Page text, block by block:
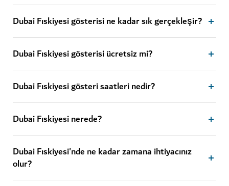
Dubai Fıskiyesi gösterisi ne kadar sık gerçekleşir?
Dubai Fıskiyesi gösterisi ücretsiz mi?
Dubai Fıskiyesi gösteri saatleri nedir?
Dubai Fıskiyesi nerede?
Dubai Fıskiyesi'nde ne kadar zamana ihtiyacınız
olur?